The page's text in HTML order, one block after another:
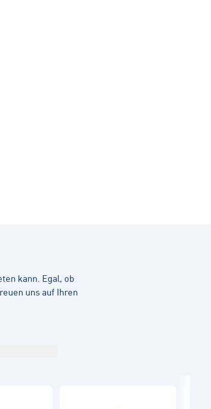
kann. Egal, ob
uns auf Ihren